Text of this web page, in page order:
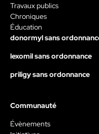
Travaux publics
Chroniques
Éducation
donormyl sans
lexomil sans ordonnance
priligy sans ordonnance
Communauté
Évènements